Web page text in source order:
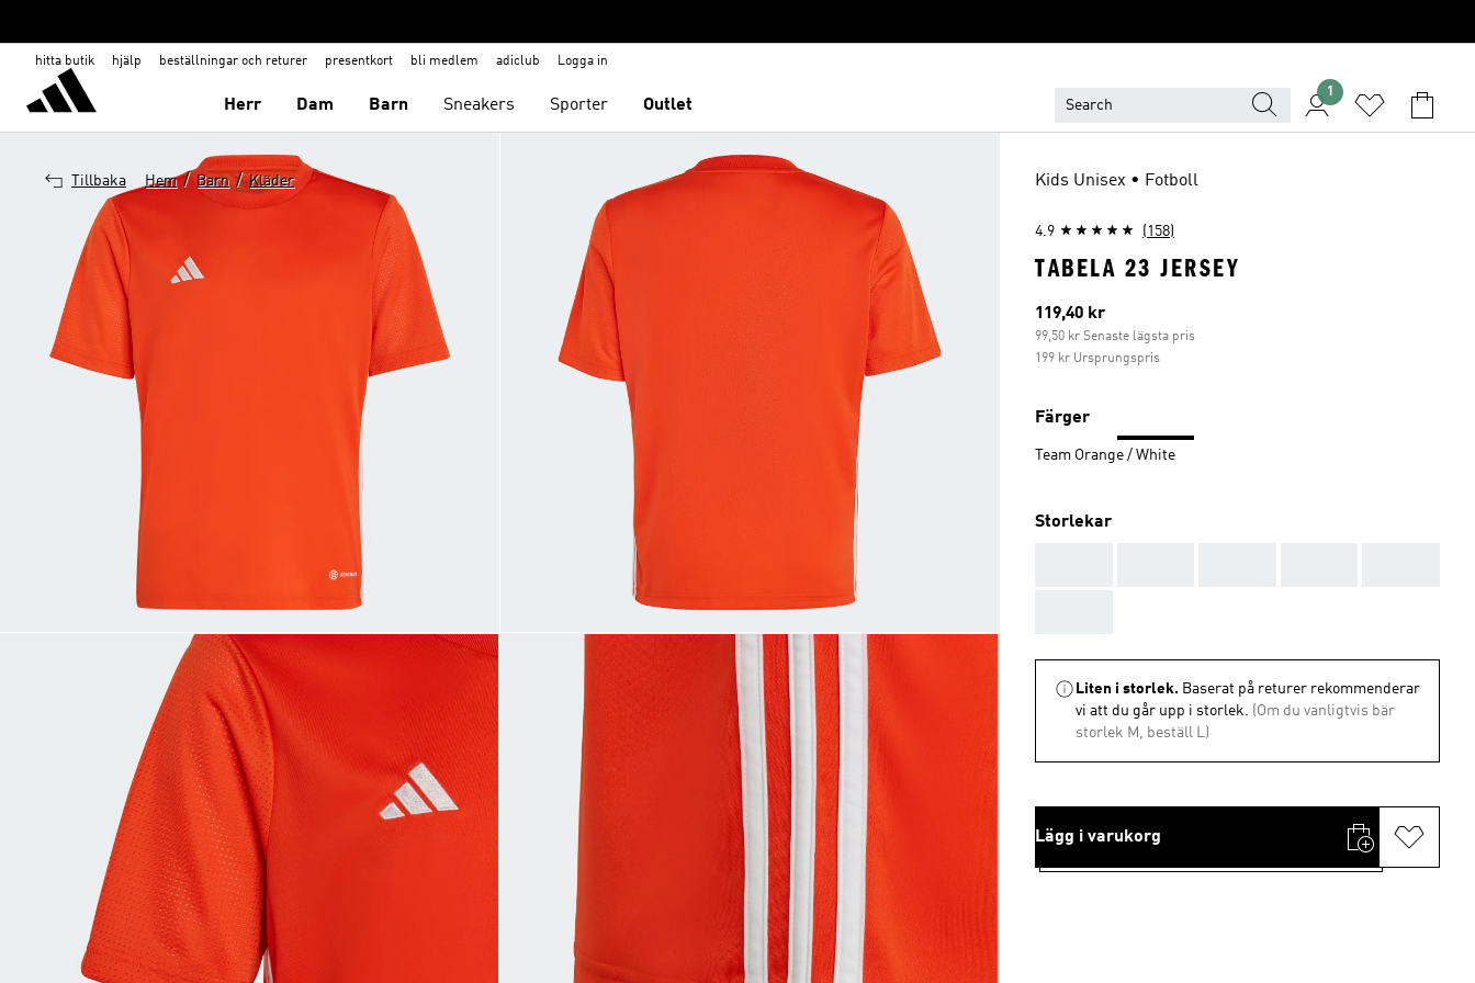
hitta butik hjälp beställningar och returer presentkort bli medlem adiclub Logga in
Herr Dam Barn Sneakers Sporter Outlet
1
Tillbaka Hem / Barn / Kläder Kids Unisex • Fotboll
4.9 (158)
TABELA 23 JERSEY
Aktuellt pris
119,40 kr
99,50 kr Senaste lägsta pris
199 kr Ursprungspris
Färger
Team Orange / White
Storlekar
Liten i storlek. Baserat på returer rekommenderar
vi att du går upp i storlek. (Om du vanligtvis bär
storlek M, beställ L)
Lägg i varukorg